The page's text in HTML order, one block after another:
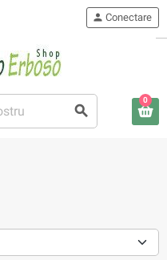
search
person Conectare
0